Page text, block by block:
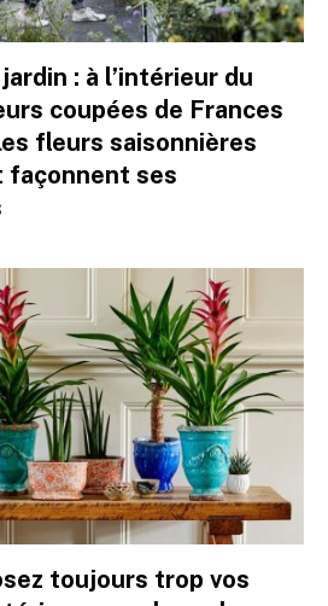
: à l’intérieur du
coupées de Frances
fleurs saisonnières
façonnent ses
toujours trop vos